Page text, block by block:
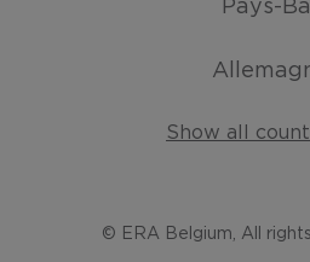
Pays-
Show all
© ERA Belgium, All